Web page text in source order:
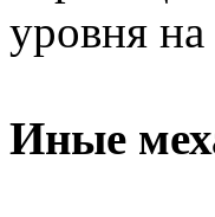
уровня
Иные